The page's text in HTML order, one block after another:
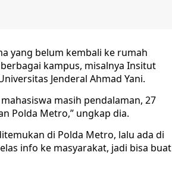
yang belum kembali ke rumah
kampus, misalnya Insitut
Jenderal Ahmad Yani.
masih pendalaman, 27
Polda Metro,” ungkap dia.
di Polda Metro, lalu ada di
info ke masyarakat, jadi bisa buat